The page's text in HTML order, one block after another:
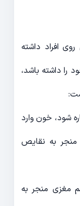
افراد داشته
را داشته باشد،
شود، خون وارد
به نقایص
مغزی منجر به